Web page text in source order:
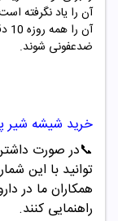
آن را یاد نگرفته
ضدعفونی شوند.
خرید شیشه شیر
📞در صورت
توانید با این شماره ها
همکاران ما در
راهنمایی کنند.